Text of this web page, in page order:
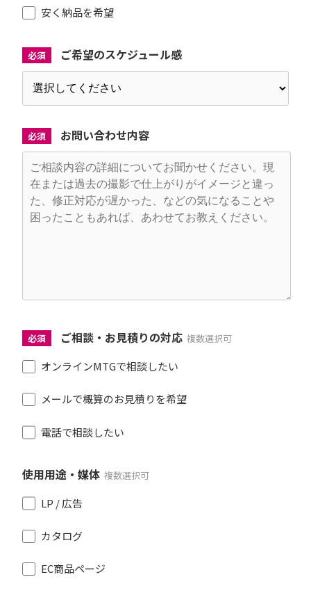
安く納品を希望
必須 ご希望のスケジュール感
必須 お問い合わせ内容
必須 ご相談・お見積りの対応 複数選択可
オンラインMTGで相談したい
メールで概算のお見積りを希望
電話で相談したい
使用用途・媒体 複数選択可
LP / 広告
カタログ
EC商品ページ